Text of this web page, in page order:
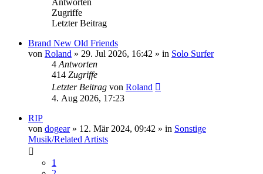
Zugriffe
Letzter Beitrag
Brand New Old Friends
von Roland » 29. Jul 2026, 16:42 » in Solo Surfer
4 Antworten
414 Zugriffe
Letzter Beitrag von Roland
4. Aug 2026, 17:23
RIP
von dogear» 12. Mär 2024, 09:42 » in Sonstige
Musik/Related Artists
1